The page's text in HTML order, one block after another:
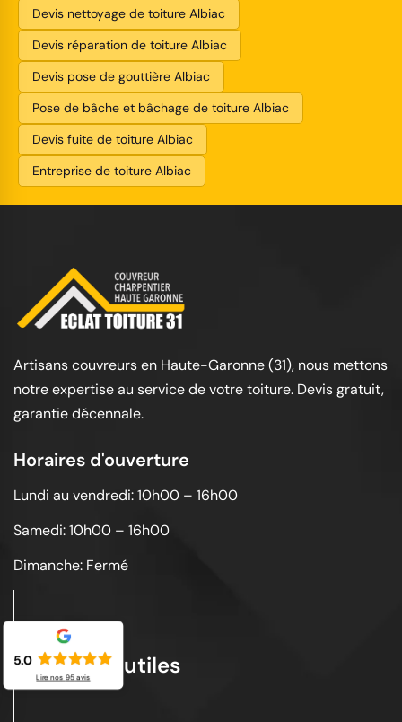
Devis nettoyage de toiture Albiac
Devis réparation de toiture Albiac
Devis pose de gouttière Albiac
Pose de bâche et bâchage de toiture Albiac
Devis fuite de toiture Albiac
Entreprise de toiture Albiac
Artisans couvreurs en Haute-Garonne (31), nous mettons
notre expertise au service de votre toiture. Devis gratuit,
garantie décennale.
Horaires d'ouverture
Lundi au vendredi: 10h00 – 16h00
Samedi: 10h00 – 16h00
Dimanche: Fermé
Liens utiles
5.0
Lire nos 95avis